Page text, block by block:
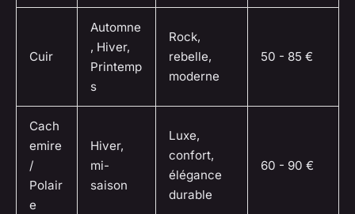
Cuir
Automne
, Hiver,
Printemp
s
Rock,
rebelle,
moderne
50 - 85 €
Cach
emire
/
Polair
e
Hiver,
mi-
saison
Luxe,
confort,
élégance
durable
60 - 90 €